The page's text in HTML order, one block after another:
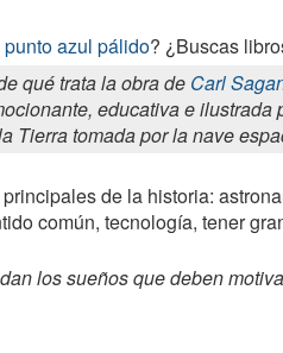
punto azul pálido? ¿Buscas
qué trata la obra de Carl
educativa e
Tierra tomada por la nave
de la historia:
común, tecnología, tener
los sueños que deben